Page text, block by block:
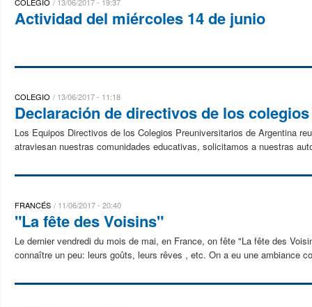
Actividad del miércoles 14 de junio
COLEGIO 13/06/2017 - 11:18
Declaración de directivos de los
Los Equipos Directivos de los Colegios Preuniversitarios de Argentina
atraviesan nuestras comunidades educativas, solicitamos a nuestras
FRANCÉS 11/06/2017 - 20:40
"La fête des Voisins"
Le dernier vendredi du mois de mai, en France, on fête "La fête des
connaître un peu: leurs goûts, leurs rêves , etc. On a eu une ambiance